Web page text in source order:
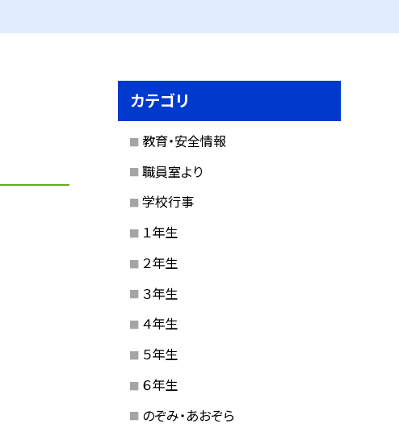
カテゴリ
教育・安全情報
職員室より
学校行事
１年生
２年生
３年生
４年生
５年生
６年生
のぞみ・あおぞら